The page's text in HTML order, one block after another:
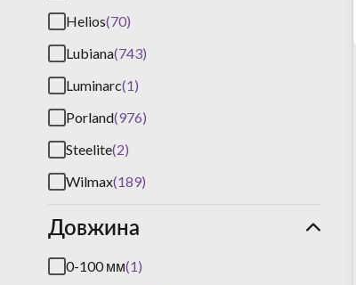
Helios(70)
Lubiana(743)
Luminarc(1)
Porland(976)
Steelite(2)
Wilmax(189)
Довжина
0-100 мм(1)